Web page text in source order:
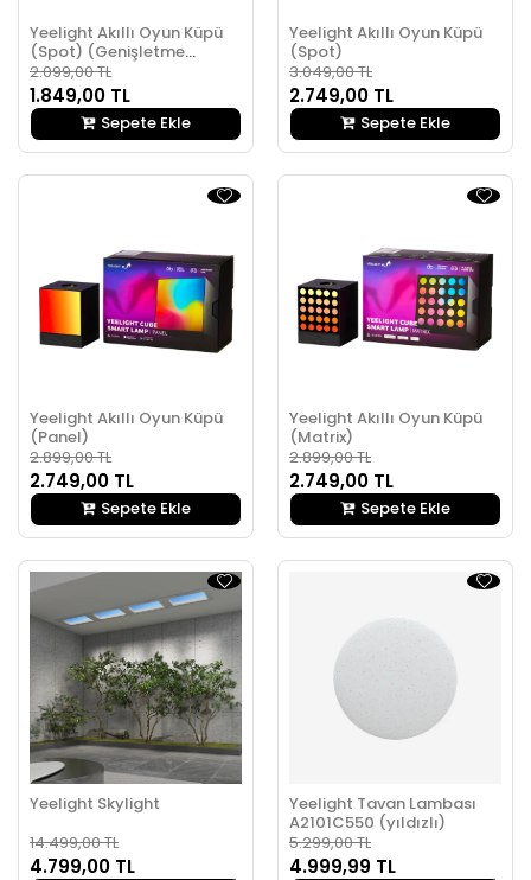
Yeelight Akıllı Oyun Küpü
(Spot) (Genişletme
Paketi)
2.099,00 TL
1.849,00 TL
Sepete Ekle
Yeelight Akıllı Oyun Küpü
(Spot)
3.049,00 TL
2.749,00 TL
Sepete Ekle
Yeelight Akıllı Oyun Küpü
(Panel)
2.899,00 TL
2.749,00 TL
Sepete Ekle
Yeelight Akıllı Oyun Küpü
(Matrix)
2.899,00 TL
2.749,00 TL
Sepete Ekle
Yeelight Skylight
14.499,00 TL
4.799,00 TL
Yeelight Tavan Lambası
A2101C550 (yıldızlı)
5.299,00 TL
4.999,99 TL